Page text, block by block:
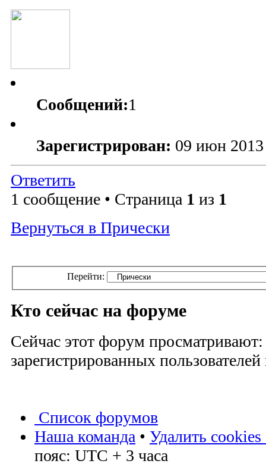
Сообщений:1
Зарегистрирован: 09 июн
Ответить
1 сообщение • Страница 1 из 1
Вернуться в Прически
Перейти:
Кто сейчас на форуме
Сейчас этот форум просматривают:
зарегистрированных
Список форумов
Наша команда • Удалить
пояс: UTC + 3 часа